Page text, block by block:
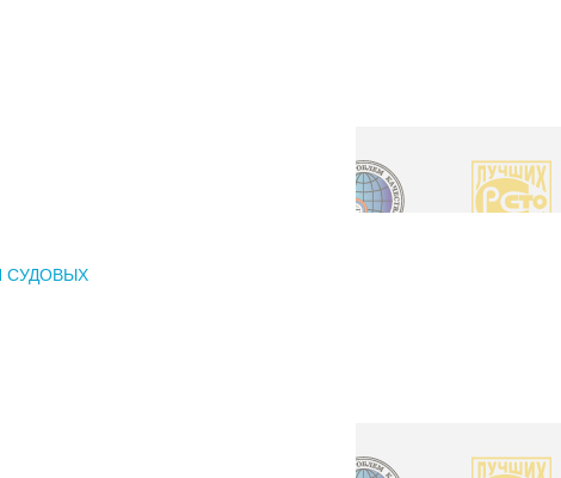
СУДОВЫХ